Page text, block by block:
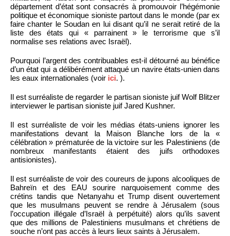
département d’état sont consacrés à promouvoir l’hégémonie
politique et économique sioniste partout dans le monde (par ex
faire chanter le Soudan en lui disant qu’il ne serait retiré de la
liste des états qui « parrainent » le terrorisme que s’il
normalise ses relations avec Israël).
Pourquoi l’argent des contribuables est-il détourné au bénéfice
d’un état qui a délibérément attaqué un navire états-unien dans
les eaux internationales (voir ici. ).
Il est surréaliste de regarder le partisan sioniste juif Wolf Blitzer
interviewer le partisan sioniste juif Jared Kushner.
Il est surréaliste de voir les médias états-uniens ignorer les
manifestations devant la Maison Blanche lors de la «
célébration » prématurée de la victoire sur les Palestiniens (de
nombreux manifestants étaient des juifs orthodoxes
antisionistes).
Il est surréaliste de voir des coureurs de jupons alcooliques de
Bahreïn et des EAU sourire narquoisement comme des
crétins tandis que Netanyahu et Trump disent ouvertement
que les musulmans peuvent se rendre à Jérusalem (sous
l’occupation illégale d’Israël à perpétuité) alors qu’ils savent
que des millions de Palestiniens musulmans et chrétiens de
souche n’ont pas accès à leurs lieux saints à Jérusalem.